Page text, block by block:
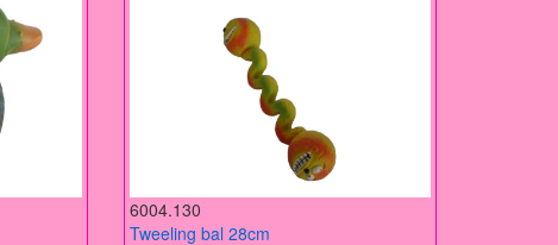
6004.130
Tweeling bal 28cm